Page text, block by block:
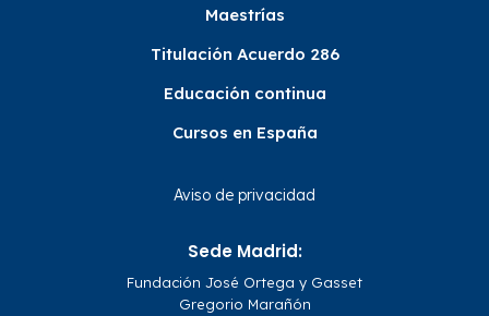
Maestrías
Titulación Acuerdo 286
Educación continua
Cursos en España
Aviso de privacidad
Sede Madrid:
Fundación José Ortega y Gasset
Gregorio Marañón